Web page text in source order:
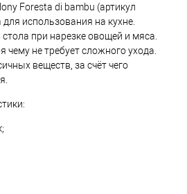
Foresta di bambu (артикул
использования на кухне.
при нарезке овощей и мяса.
чему не требует сложного ухода.
веществ, за счёт чего